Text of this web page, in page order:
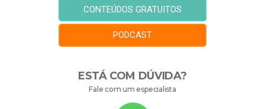
CONTEÚDOS GRATUITOS
PODCAST
ESTÁ COM DÚVIDA?
Fale com um especialista